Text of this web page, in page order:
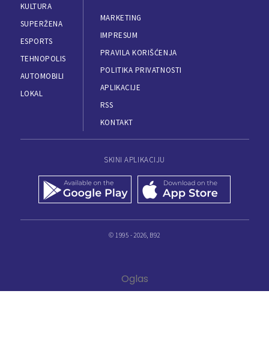
KULTURA
SUPERŽENA
ESPORTS
TEHNOPOLIS
AUTOMOBILI
LOKAL
MARKETING
IMPRESUM
PRAVILA KORIŠĆENJA
POLITIKA PRIVATNOSTI
APLIKACIJE
RSS
KONTAKT
SKINI APLIKACIJU
© 1995 - 2026, B92